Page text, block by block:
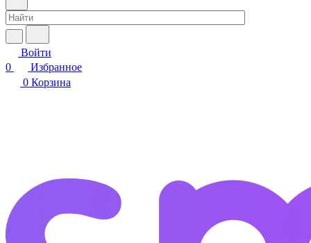
Войти
0
Избранное
0 Корзина